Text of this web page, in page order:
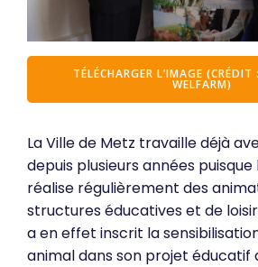
TÉLÉCHARGER L’IMAGE
WELFARM)
La Ville de Metz travaille déjà
depuis plusieurs années puisque
réalise régulièrement des
structures éducatives et de
a en effet inscrit la
animal dans son projet